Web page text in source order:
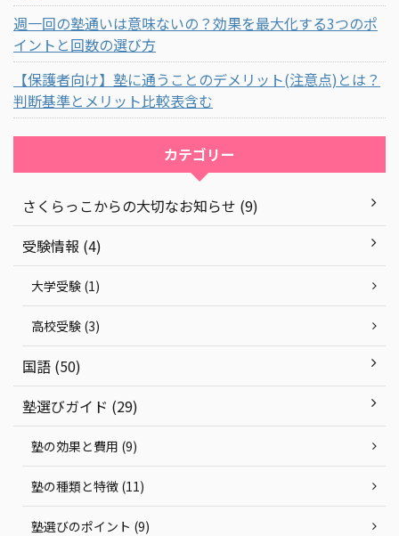
週一回の塾通いは意味ないの？効果を最大化する3つのポ
イントと回数の選び方
【保護者向け】塾に通うことのデメリット(注意点)とは？
判断基準とメリット比較表含む
カテゴリー
さくらっこからの大切なお知らせ (9)
受験情報 (4)
大学受験 (1)
高校受験 (3)
国語 (50)
塾選びガイド (29)
塾の効果と費用 (9)
塾の種類と特徴 (11)
塾選びのポイント (9)